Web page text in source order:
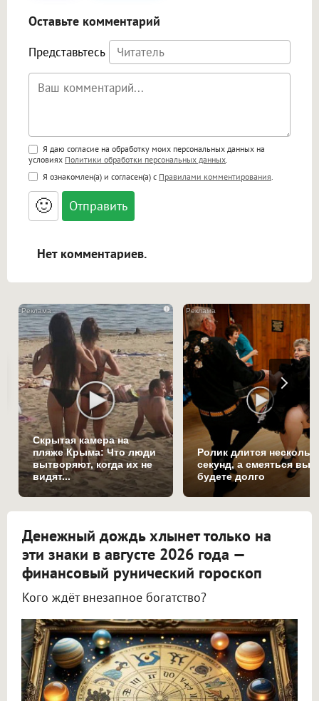
Оставьте комментарий
Представьтесь
Поддержка HTML
<b>, <strong>, <u>, <i>, <em>, <s>, <big>,
<small>, <sup>, <sub>, <pre>, <ul>, <ol>, <li>,
<blockquote>, <code> экранирует HTML,
адреса URL автоматически становятся
ссылками, и [img]адрес[/img] будет
Я даю согласие на обработку моих персональных данных на
условиях Политики обработки персональных данных
Я ознакомлен(а) и согласен(а) с Правилами комментирования
🙂
Нет комментариев.
i
Скрытая камера на
пляже Крыма: Что люди
вытворяют, когда их не
видят...
Ролик длится
секунд, а смеяться вы
будете долго
Денежный дождь хлынет только на
эти знаки в августе 2026 года —
финансовый рунический гороскоп
Кого ждёт внезапное богатство?